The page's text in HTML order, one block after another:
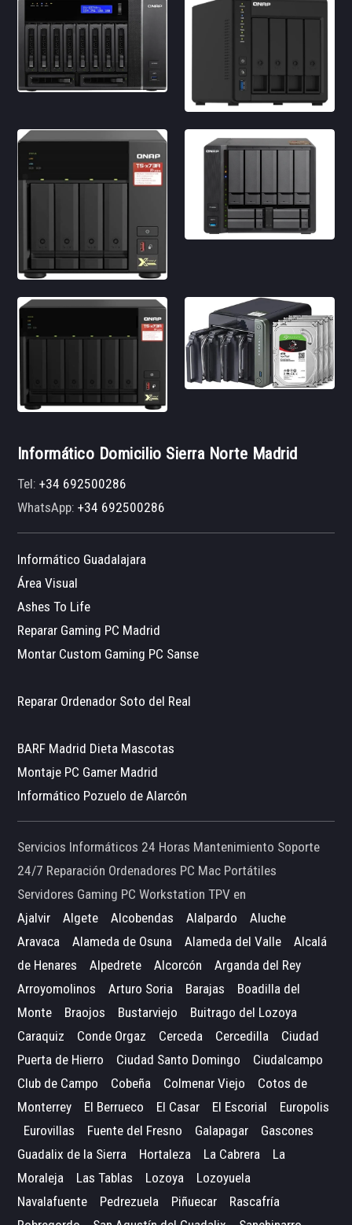
Informático Domicilio Sierra Norte Madrid
Tel:+34 692500286
WhatsApp:+34 692500286
Informático Guadalajara
Área Visual
Ashes To Life
Reparar Gaming PC Madrid
Montar Custom Gaming PC Sanse
Reparar Ordenador Soto del Real
BARF Madrid Dieta Mascotas
Montaje PC Gamer Madrid
Informático Pozuelo de Alarcón
Servicios Informáticos 24 Horas Mantenimiento Soporte
24/7 Reparación Ordenadores PC Mac Portátiles
Servidores Gaming PC Workstation TPV en
Ajalvir
Algete Alcobendas Alalpardo
Aluche
Aravaca
Alameda de Osuna Alameda del Valle
Alcalá
de Henares
Alpedrete Alcorcón
Arganda del Rey
Arroyomolinos
Arturo Soria Barajas
Boadilla del
Monte
Braojos Bustarviejo
Buitrago del Lozoya
Caraquiz
Conde Orgaz Cerceda Cercedilla
Ciudad
Puerta de Hierro
Ciudad Santo Domingo
Ciudalcampo
Club de Campo
Cobeña Colmenar Viejo
Cotos de
Monterrey
El Berrueco El Casar El Escorial
Europolis
Eurovillas
Fuente del Fresno Galapagar
Gascones
Guadalix de la Sierra
Hortaleza La Cabrera
La
Moraleja
Las Tablas Lozoya
Lozoyuela
Navalafuente
Pedrezuela Piñuecar
Rascafría